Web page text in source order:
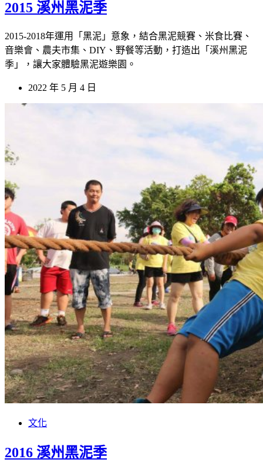
2015 溪州黑泥季
2015-2018年運用「黑泥」意象，結合黑泥競賽、米食比賽、
音樂會、農夫市集、DIY、野餐等活動，打造出「溪州黑泥
季」，讓大家體驗黑泥遊樂園。
2022 年 5 月 4 日
文化
2016 溪州黑泥季